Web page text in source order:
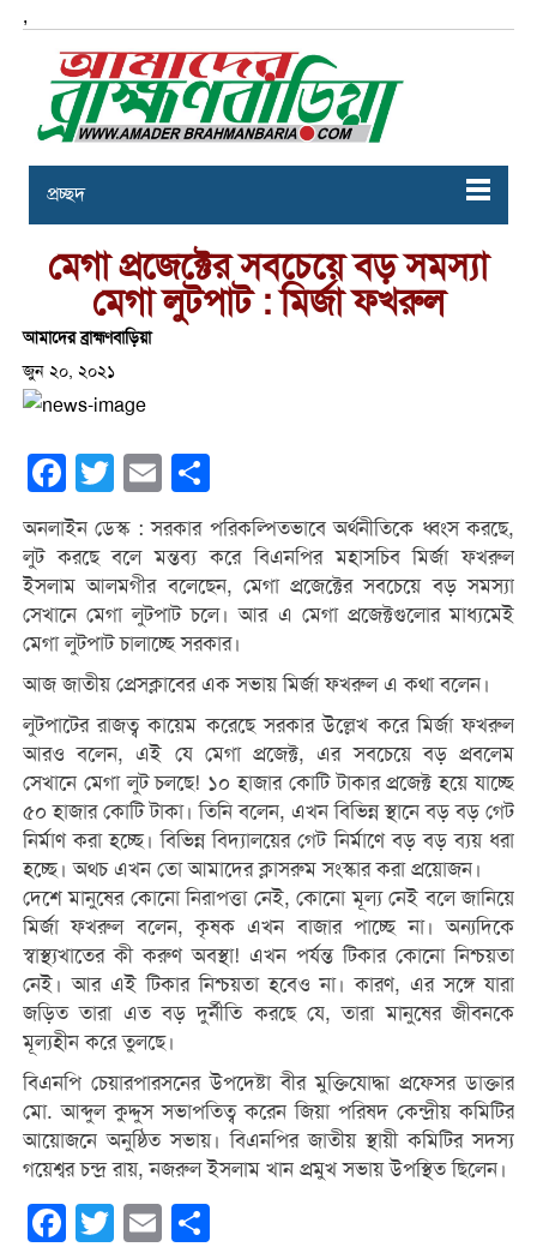
,
প্রচ্ছদ
মেগা প্রজেক্টের সবচেয়ে বড় সমস্যা
মেগা লুটপাট : মির্জা ফখরুল
আমাদের ব্রাহ্মণবাড়িয়া
জুন ২০, ২০২১
Facebook
Twitter Email
অনলাইন ডেস্ক : সরকার পরিকল্পিতভাবে অর্থনীতিকে ধ্বংস করছে,
লুট করছে বলে মন্তব্য করে বিএনপির মহাসচিব মির্জা ফখরুল
ইসলাম আলমগীর বলেছেন, মেগা প্রজেক্টের সবচেয়ে বড় সমস্যা
সেখানে মেগা লুটপাট চলে। আর এ মেগা প্রজেক্টগুলোর মাধ্যমেই
মেগা লুটপাট চালাচ্ছে সরকার।
আজ জাতীয় প্রেসক্লাবের এক সভায় মির্জা ফখরুল এ কথা বলেন।
লুটপাটের রাজত্ব কায়েম করেছে সরকার উল্লেখ করে মির্জা ফখরুল
আরও বলেন, এই যে মেগা প্রজেক্ট, এর সবচেয়ে বড় প্রবলেম
সেখানে মেগা লুট চলছে! ১০ হাজার কোটি টাকার প্রজেক্ট হয়ে যাচ্ছে
৫০ হাজার কোটি টাকা। তিনি বলেন, এখন বিভিন্ন স্থানে বড় বড় গেট
নির্মাণ করা হচ্ছে। বিভিন্ন বিদ্যালয়ের গেট নির্মাণে বড় বড় ব্যয় ধরা
হচ্ছে। অথচ এখন তো আমাদের ক্লাসরুম সংস্কার করা প্রয়োজন।
দেশে মানুষের কোনো নিরাপত্তা নেই, কোনো মূল্য নেই বলে জানিয়ে
মির্জা ফখরুল বলেন, কৃষক এখন বাজার পাচ্ছে না। অন্যদিকে
স্বাস্থ্যখাতের কী করুণ অবস্থা! এখন পর্যন্ত টিকার কোনো নিশ্চয়তা
নেই। আর এই টিকার নিশ্চয়তা হবেও না। কারণ, এর সঙ্গে যারা
জড়িত তারা এত বড় দুর্নীতি করছে যে, তারা মানুষের জীবনকে
মূল্যহীন করে তুলছে।
বিএনপি চেয়ারপারসনের উপদেষ্টা বীর মুক্তিযোদ্ধা প্রফেসর ডাক্তার
মো. আব্দুল কুদ্দুস সভাপতিত্ব করেন জিয়া পরিষদ কেন্দ্রীয় কমিটির
আয়োজনে অনুষ্ঠিত সভায়। বিএনপির জাতীয় স্থায়ী কমিটির সদস্য
গয়েশ্বর চন্দ্র রায়, নজরুল ইসলাম খান প্রমুখ সভায় উপস্থিত ছিলেন।
Facebook
Twitter Email